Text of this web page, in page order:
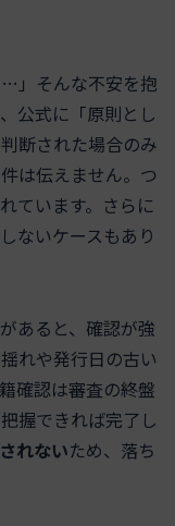
…」そんな不安を抱
公式に「原則とし
断された場合のみ
は伝えません。つ
ています。さらに
ないケースもあり
あると、確認が強
れや発行日の古い
確認は審査の終盤
握できれば完了し
れないため、落ち